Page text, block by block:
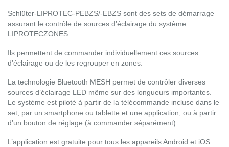
Schlüter-LIPROTEC-PEBZS/-EBZS sont des sets de démarrage
assurant le contrôle de sources d’éclairage du système
LIPROTECZONES.
Ils permettent de commander individuellement ces sources
d’éclairage ou de les regrouper en zones.
La technologie Bluetooth MESH permet de contrôler diverses
sources d’éclairage LED même sur des longueurs importantes.
Le système est piloté à partir de la télécommande incluse dans le
set, par un smartphone ou tablette et une application, ou à partir
d’un bouton de réglage (à commander séparément).
L’application est gratuite pour tous les appareils Android et iOS.